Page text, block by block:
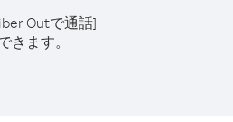
Outで通話]
きます。